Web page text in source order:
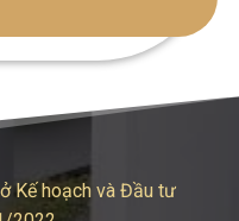
Kế hoạch và Đầu tư